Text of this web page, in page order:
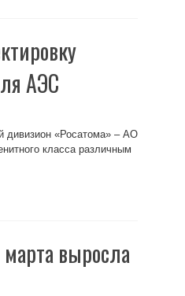
АЭС
«Росатома» – АО
класса различным
выросла